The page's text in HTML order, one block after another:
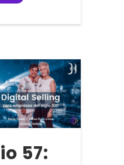
57: